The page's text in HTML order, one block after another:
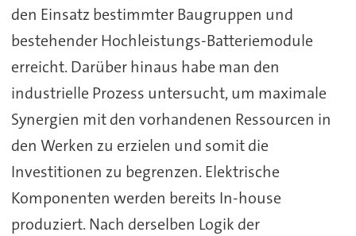
den Einsatz bestimmter Baugruppen und
bestehender Hochleistungs-Batteriemodule
erreicht. Darüber hinaus habe man den
industrielle Prozess untersucht, um maximale
Synergien mit den vorhandenen Ressourcen in
den Werken zu erzielen und somit die
Investitionen zu begrenzen. Elektrische
Komponenten werden bereits In-house
produziert. Nach derselben Logik der